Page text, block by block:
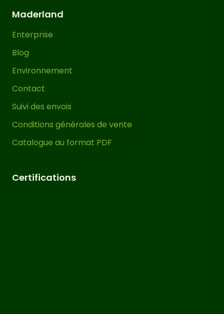
Maderland
Enterprise
Blog
Environnement
Contact
Suivi des envois
Conditions générales de vente
Catalogue au format PDF
Certifications